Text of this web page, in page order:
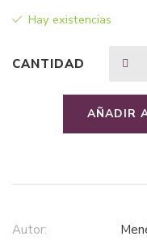
Hay existencias
CANTIDAD
AÑADIR
Autor: